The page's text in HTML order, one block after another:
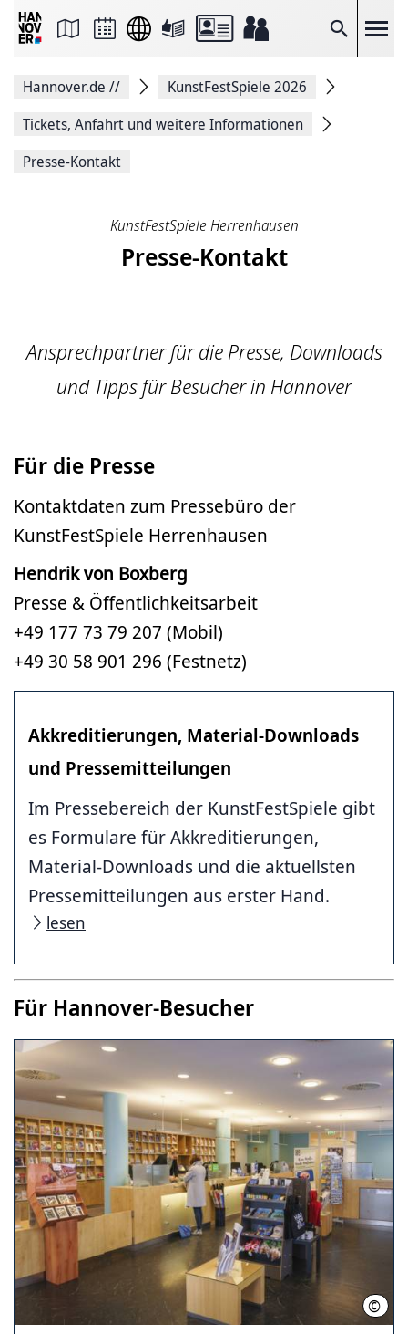
Suche
Seite
Facebook
teilen
Seitenlink
Hannover.de //
KunstFestSpiele 2026
Tickets, Anfahrt und weitere Informationen
Presse-Kontakt
KunstFestSpiele Herrenhausen
Presse-Kontakt
Ansprechpartner für die Presse, Downloads
und Tipps für Besucher in Hannover
Für die Presse
Kontaktdaten zum Pressebüro der
KunstFestSpiele Herrenhausen
Hendrik von Boxberg
Presse & Öffentlichkeitsarbeit
+49 177 73 79 207 (Mobil)
+49 30 58 901 296 (Festnetz)
Akkreditierungen, Material-Downloads
und Pressemitteilungen
Im Pressebereich der KunstFestSpiele gibt
es Formulare für Akkreditierungen,
Material-Downloads und die aktuellsten
Pressemitteilungen aus erster Hand.
lesen
Für Hannover-Besucher
©